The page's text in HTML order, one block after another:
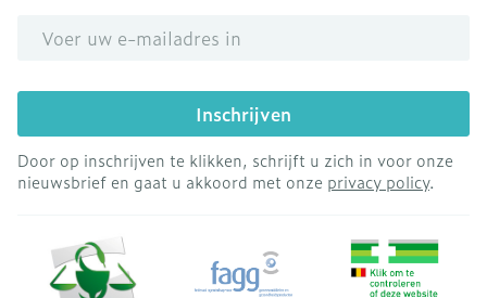
Inschrijven
Door op inschrijven te klikken, schrijft u zich in voor onze
nieuwsbrief en gaat u akkoord met onze privacy policy.